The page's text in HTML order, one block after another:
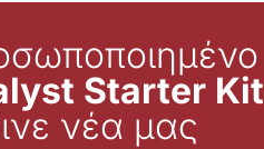
Starter Kit
νέα μας